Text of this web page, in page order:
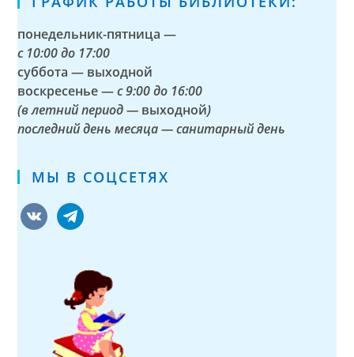
понедельник-пятница —
с 10:00 до 17:00
суббота — выходной
воскресенье —с 9:00 до 16:00
(в летний период — выходной)
последний день месяца — санитарный день
МЫ В СОЦСЕТЯХ
vkontaktetelegram